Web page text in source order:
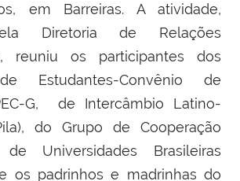
em Barreiras. A atividade,
Diretoria de Relações
reuniu os participantes dos
Estudantes-Convênio de
G,
de Intercâmbio Latino-
do Grupo de Cooperação
de Universidades Brasileiras
os padrinhos e madrinhas do